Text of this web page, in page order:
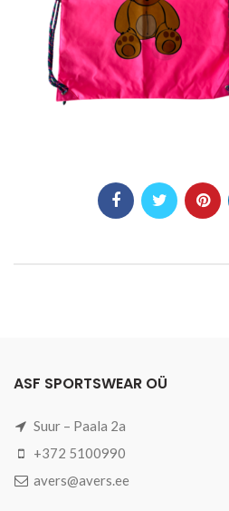
ASF SPORTSWEAR OÜ
Suur – Paala 2a
+372 5100990
avers@avers.ee